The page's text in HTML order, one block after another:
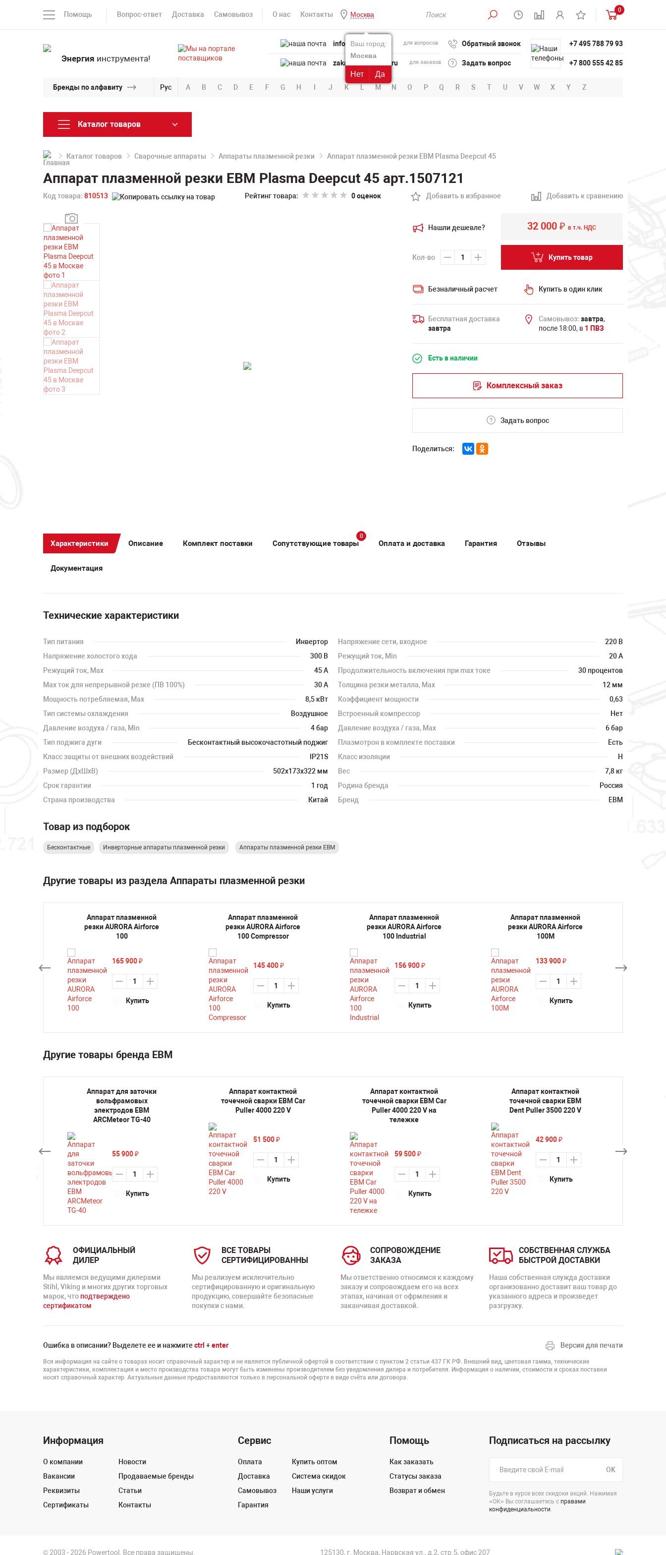
Помощь Вопрос-ответ Доставка Самовывоз О нас Контакты Москва
Ваш город:
Москва
Нет Да
0
Энергия инструмента!
info@powertool.ru для вопросов
zakaz@powertool.ru для заказов
Обратный звонок
Задать вопрос
+7 495 788 79 93
+7 800 555 42 85
Бренды по алфавиту Рус A B C D E F G H I J K L M N O P Q R S T U V W X Y Z
Каталог товаров
Каталог товаров Сварочные аппараты Аппараты плазменной резки Аппарат плазменной резки ЕВМ Plasma Deepcut 45
Аппарат плазменной резки ЕВМ Plasma Deepcut 45 арт.1507121
Код товара: 810513 Рейтинг товара: 0 оценок Добавить в избранное Добавить к сравнению
Нашли дешевле?
Кол-во
32 000₽ в т.ч. НДС
Купить товар
Безналичный расчет Купить в один клик
Бесплатная доставка
завтра
Самовывоз: завтра,
после 18:00, в 1 ПВЗ
Есть в наличии
Комплексный заказ
Задать вопрос
Поделиться:
Характеристики Описание Комплект поставки Сопутствующие товары
0
Оплата и доставка Гарантия Отзывы
Документация
Технические характеристики
Тип питания Инвертор Напряжение сети, входное
220 В
Напряжение холостого хода
300 В Режущий ток, Min
20 А
Режущий ток, Max
45 А Продолжительность включения при max токе
30 процентов
Max ток для непрерывной резке (ПВ 100%)
30 А Толщина резки металла, Max
12 мм
Мощность потребляемая, Max
8,5 кВт Коэффициент мощности
0,63
Тип системы охлаждения
Воздушное Встроенный компрессор
Нет
Давление воздуха / газа, Min
4 бар Давление воздуха / газа, Max
6 бар
Тип поджига дуги
Бесконтактный высокочастотный поджиг Плазмотрон в комплекте поставки
Есть
Класс защиты от внешних воздействий
IP21S Класс изоляции
H
Размер (ДхШхВ)
502х173х322 мм Вес
7,8 кг
Срок гарантии
1 год Родина бренда
Россия
Страна производства
Китай Бренд ЕВМ
Товар из подборок
Бесконтактные Инверторные аппараты плазменной резки Аппараты плазменной резки ЕВМ
Другие товары из раздела Аппараты плазменной резки
Аппарат плазменной
резки AURORA Airforce
100
165 900 ₽
Купить
Аппарат плазменной
резки AURORA Airforce
100 Compressor
145 400 ₽
Купить
Аппарат плазменной
резки AURORA Airforce
100 Industrial
156 900 ₽
Купить
Аппарат плазменной
резки AURORA Airforce
100M
133 900 ₽
Купить
Другие товары бренда ЕВМ
Аппарат для заточки
вольфрамовых
электродов ЕВМ
ARCMeteor TG-40
55 900 ₽
Купить
Аппарат контактной
точечной сварки ЕВМ Car
Puller 4000 220 V
51 500 ₽
Купить
Аппарат контактной
точечной сварки ЕВМ Car
Puller 4000 220 V на
тележке
59 500 ₽
Купить
Аппарат контактной
точечной сварки ЕВМ
Dent Puller 3500 220 V
42 900 ₽
Купить
ОФИЦИАЛЬНЫЙ
ДИЛЕР
Мы являемся ведущими дилерами
Stihl, Viking и многих других торговых
марок, что подтверждено
сертификатом
ВСЕ ТОВАРЫ
СЕРТИФИЦИРОВАННЫ
Мы реализуем исключительно
сертифицированную и оригинальную
продукцию, совершайте безопасные
покупки с нами.
СОПРОВОЖДЕНИЕ
ЗАКАЗА
Мы ответственно относимся к каждому
заказу и сопровождаем его на всех
этапах, начиная от офрмления и
заканчивая доставкой.
СОБСТВЕННАЯ СЛУЖБА
БЫСТРОЙ ДОСТАВКИ
Наша собственная служда доставки
организованно доставит ваш товар до
указанного адреса и произведет
разгрузку.
Ошибка в описании? Выделете ее и нажмите ctrl +enter Версия для печати
Вся информация на сайте о товарах носит справочный характер и не является публичной офертой в соответствии с пунктом 2 статьи 437 ГК РФ. Внешний вид, цветовая гамма, технические
характеристики, комплектация и место производства товара могут быть изменены производителем без уведомления дилера и потребителя. Информация о наличии, стоимости и сроках поставки
носят справочный характер. Актуальные данные предоставляются только в персональной оферте в виде счёта или договора.
Информация
О компании
Вакансии
Реквизиты
Сертификаты
Новости
Продаваемые бренды
Статьи
Контакты
Сервис
Оплата
Доставка
Самовывоз
Гарантия
Купить оптом
Система скидок
Наши услуги
Помощь
Как заказать
Статусы заказа
Возврат и обмен
Подписаться на рассылку
OK
Будьте в курсе всех скидоки акций. Нажимая
«ОК» Вы соглашаетесь с правами
конфиденциальности.
© 2003 - 2026 Powertool. Все права защищены. 125130, г. Москва, Нарвская ул., д.2, стр.5, офис 207